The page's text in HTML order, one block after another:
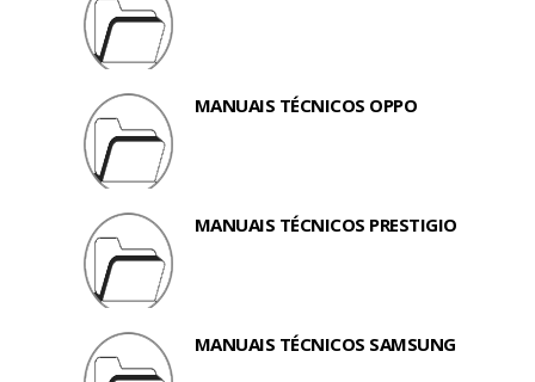
MANUAIS TÉCNICOS OPPO
MANUAIS TÉCNICOS PRESTIGIO
MANUAIS TÉCNICOS SAMSUNG